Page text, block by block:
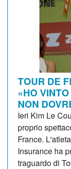
TOUR DE
«HO
NON
Ieri Kim Le
proprio
France.
Insurance ha
traguardo di